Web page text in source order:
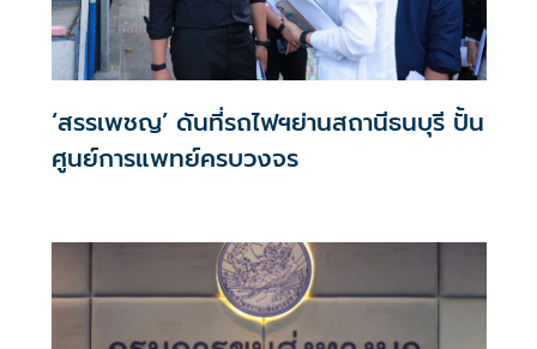
‘สรรเพชญ’ ดันที่รถไฟฯย่านสถานีธนบุรี ปั้น
ศูนย์การแพทย์ครบวงจร